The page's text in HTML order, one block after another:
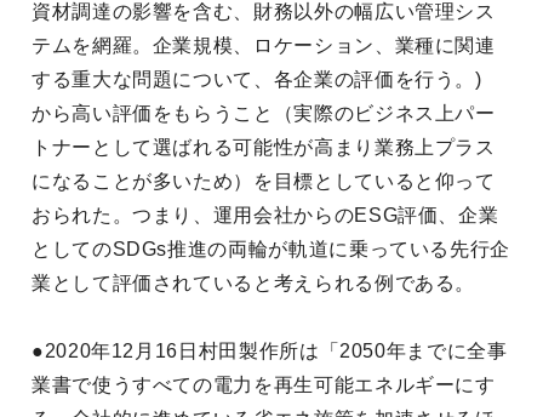
資材調達の影響を含む、財務以外の幅広い管理シス
テムを網羅。企業規模、ロケーション、業種に関連
する重大な問題について、各企業の評価を行う。)
から高い評価をもらうこと（実際のビジネス上パー
トナーとして選ばれる可能性が高まり業務上プラス
になることが多いため）を目標としていると仰って
おられた。つまり、運用会社からのESG評価、企業
としてのSDGs推進の両輪が軌道に乗っている先行企
業として評価されていると考えられる例である。
●2020年12月16日村田製作所は「2050年までに全事
業書で使うすべての電力を再生可能エネルギーにす